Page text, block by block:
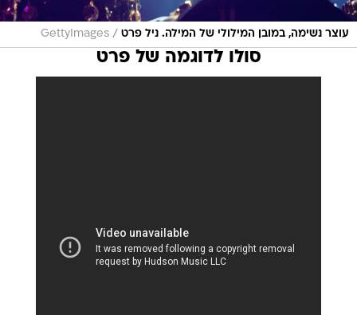
עוצר נשימה, במובן המילולי של המילה. ניל פרט /
GettyImages
סולו לדוגמה של פרט